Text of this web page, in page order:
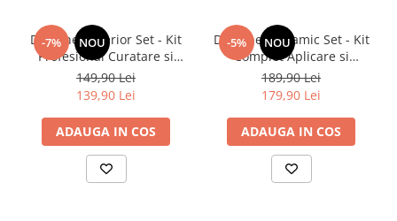
-7% NOU
Deturner Interior Set - Kit
Profesional Curatare si
Protectie Interior Auto cu
Accesorii Incluse, Finisaj
Satinat - ideal Cadou
149,90 Lei
139,90 Lei
ADAUGA IN COS
-5% NOU
Deturner Ceramic Set - Kit
Complet Aplicare si
Intretinere Coating Ceramic
cu Microfibra Inclusa, ideal
cadou
189,90 Lei
179,90 Lei
ADAUGA IN COS